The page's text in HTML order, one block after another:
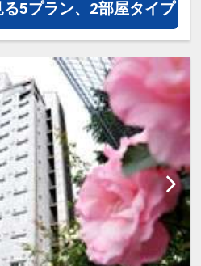
♪旅の風情をお愉し
ーコーナーでお好きな
ます。
子を用意♪下呂の銘
違いなしのプラン♪
12月19日～2027年1
たします。
は清流日本一にも輝
カリを使用しておりま
をお試し下さい♪
に食事場所はご指定
館にお任せとなりま
ン、お食事処より
理はこどもAのお子
まで付きます。
る5プラン、2部屋タイプ